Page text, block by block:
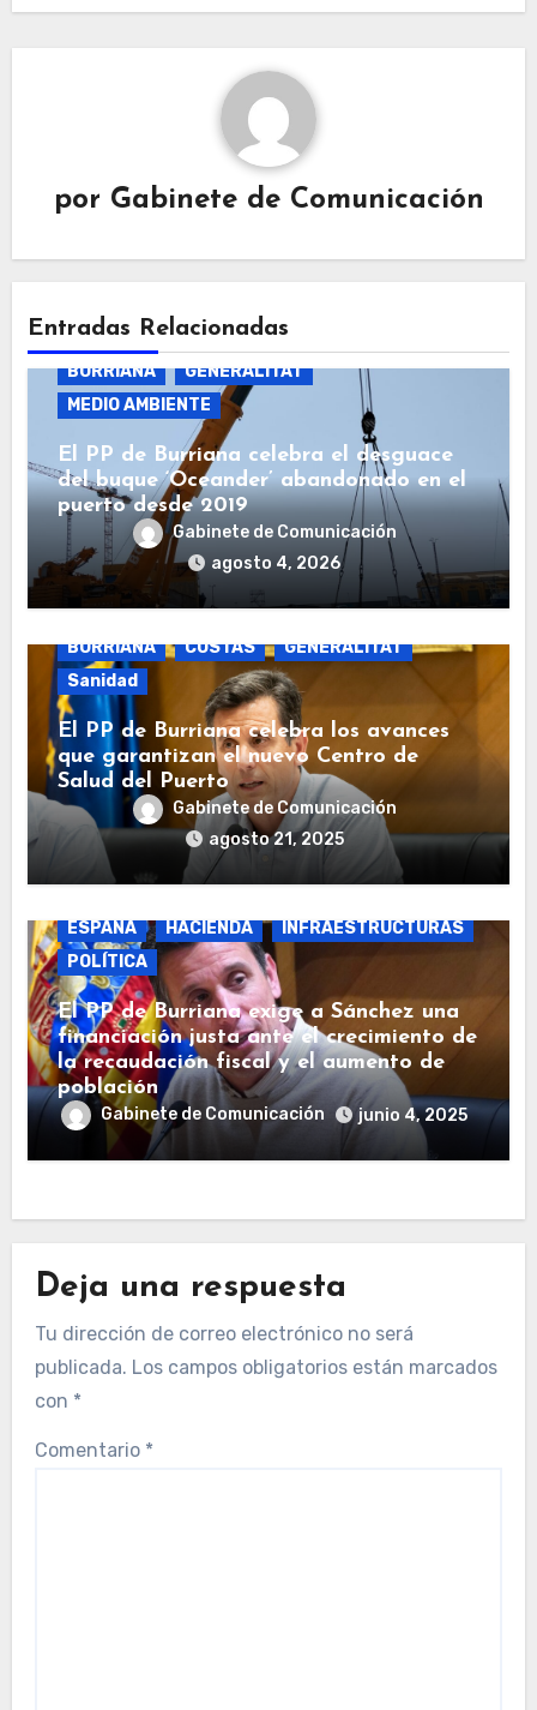
por Gabinete de Comunicación
Entradas Relacionadas
BURRIANA
GENERALITAT
MEDIO AMBIENTE
El PP de Burriana celebra el desguace
del buque ‘Oceander’ abandonado en el
puerto desde 2019
Gabinete de Comunicación
agosto 4, 2026
BURRIANA COSTAS
GENERALITAT
Sanidad
El PP de Burriana celebra los avances
que garantizan el nuevo Centro de
Salud del Puerto
Gabinete de Comunicación
agosto 21, 2025
ESPAÑA
HACIENDA
INFRAESTRUCTURAS
POLÍTICA
El PP de Burriana exige a Sánchez una
financiación justa ante el crecimiento de
la recaudación fiscal y el aumento de
población
Gabinete de Comunicación junio 4, 2025
Deja una respuesta
Tu dirección de correo electrónico no será
publicada. Los campos obligatorios están marcados
con *
Comentario *